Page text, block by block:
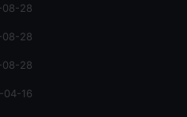
28
28
28
04-16